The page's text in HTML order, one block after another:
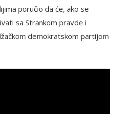
poručio da će, ako se
sa Strankom pravde i
demokratskom partijom